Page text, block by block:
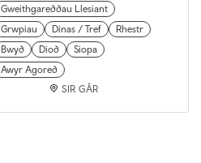
Gweithgareddau Llesiant
Grwpiau
Dinas / Tref
Rhestr
Bwyd
Diod
Siopa
Awyr Agored
SIR GÂR